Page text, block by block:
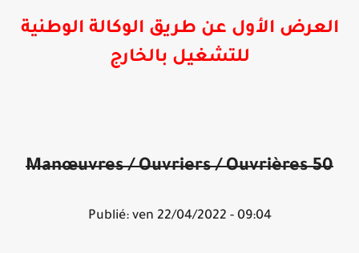
العرض الأول عن طريق الوكالة الوطنية
للتشغيل بالخارج
50
Manœuvres / Ouvriers / Ouvrières
Publié: ven 22/04/2022 - 09:04